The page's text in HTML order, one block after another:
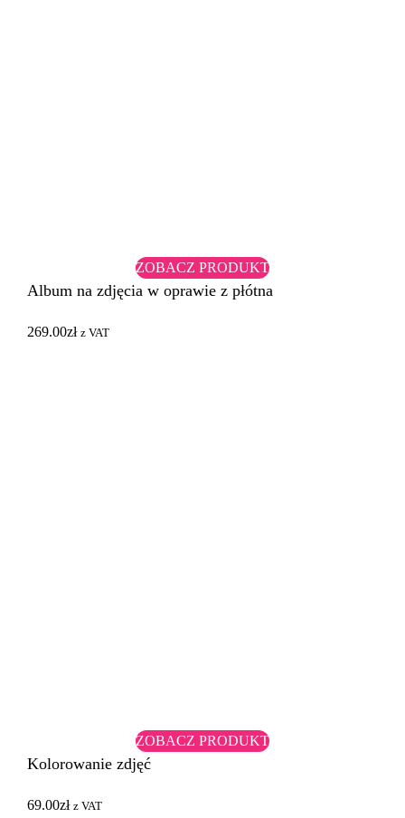
ZOBACZ PRODUKT
Album na zdjęcia w oprawie z płótna
269.00zł z VAT
ZOBACZ PRODUKT
Kolorowanie zdjęć
69.00zł z VAT